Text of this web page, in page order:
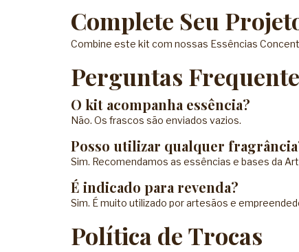
Complete Seu
Combine este kit com nossas Essências
Perguntas
O kit acompanha essência?
Não. Os frascos são enviados vazios.
Posso utilizar qualquer
Sim. Recomendamos as essências e bases da
É indicado para revenda?
Sim. É muito utilizado por artesãos e
Política de Trocas